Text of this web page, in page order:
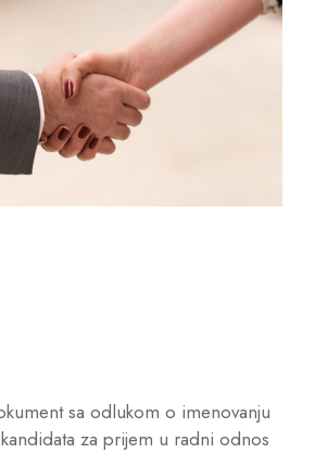
sa odlukom o imenovanju
za prijem u radni odnos